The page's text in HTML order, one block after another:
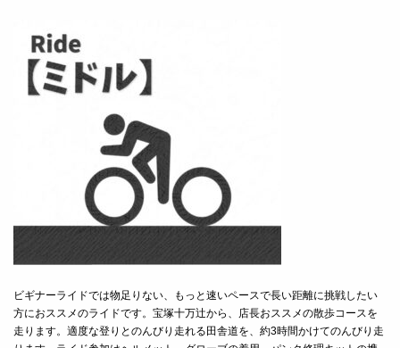
ビギナーライドでは物足りない、もっと速いペースで長い距離に挑戦したい
方におススメのライドです。宝塚十万辻から、店長おススメの散歩コースを
走ります。適度な登りとのんびり走れる田舎道を、約3時間かけてのんびり走